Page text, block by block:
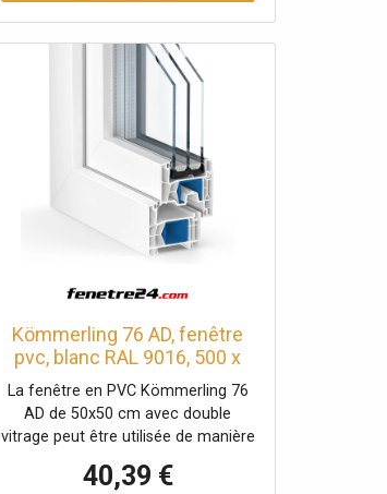
Kömmerling 76 AD, fenêtre
pvc, blanc RAL 9016, 500 x
500 mm, 1 vantail vitrage fixe,
configurer individuellement
La fenêtre en PVC Kömmerling 76
AD de 50x50 cm avec double
vitrage peut être utilisée de manière
chambres de haute qualité et ses 2
40,39 €